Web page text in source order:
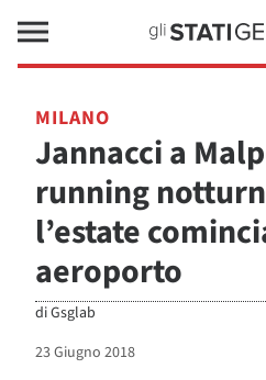
MILANO
Jannacci a
running
l’estate
aeroporto
diGsglab
23 Giugno 2018